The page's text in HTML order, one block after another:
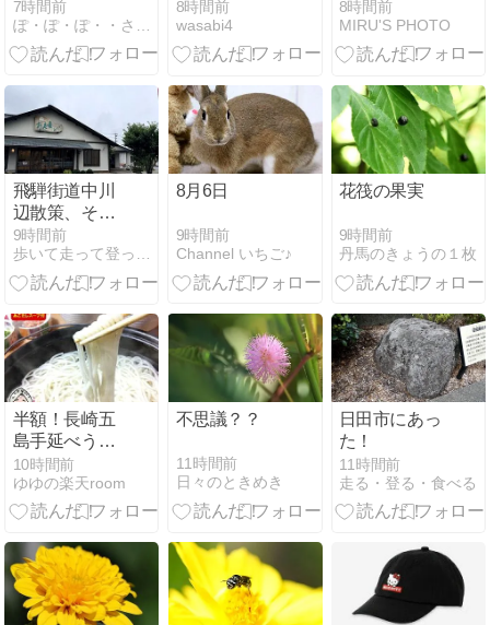
7時間前
／ハグロトン
ボ
8時間前
wasabi4
8時間前
MIRU'S PHOTO
飛騨街道中川
辺散策、その
１。
9時間前
歩いて走って登って、毎日ビール。
8月6日
9時間前
Channel いちご♪
花筏の果実
9時間前
丹馬のきょうの１枚
半額！長崎五
島手延べうど
ん 液体つゆ付
10時間前
ゆゆの楽天room
不思議？？
11時間前
日々のときめき
日田市にあっ
た！
11時間前
走る・登る・食べる